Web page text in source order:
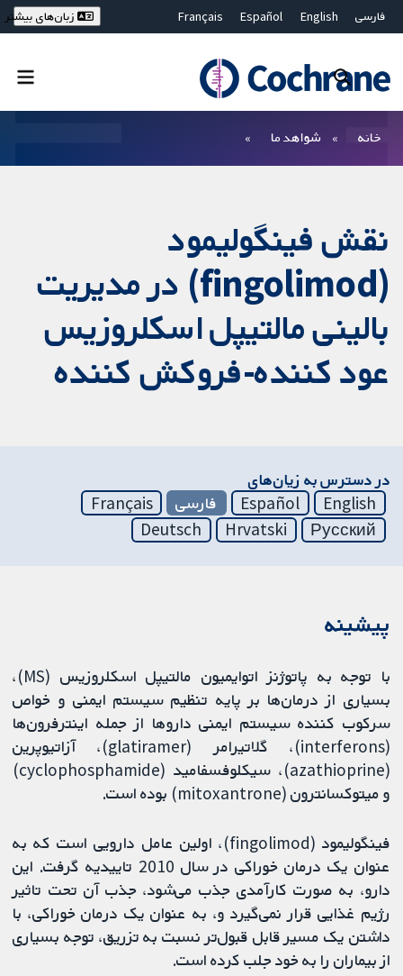
فارسی English
Español
Français
Bahasa Malaysia
ไทย
繁體中文
زبان‌های بیشتر
خانه شواهد ما
نقش فینگولیمود
(fingolimod) در مدیریت
بالینی مالتیپل اسکلروزیس
عود کننده-فروکش کننده
در دسترس به زیان‌های
English
Español فارسی
Français
Русский
Hrvatski
Deutsch
پیشینه
با توجه به پاتوژنز اتوایمیون مالتیپل اسکلروزیس (MS)،
بسیاری از درمان‌ها بر پایه تنظیم سیستم ایمنی و خواص
سرکوب کننده سیستم ایمنی داروها از جمله اینترفرون‌ها
(interferons)، گلاتیرامر (glatiramer)، آزاتیوپرین
(azathioprine)، سیکلوفسفامید (cyclophosphamide)
و میتوکسانترون (mitoxantrone) بوده است.
فینگولیمود (fingolimod)، اولین عامل دارویی است که به
عنوان یک درمان خوراکی در سال 2010 تاییدیه گرفت. این
دارو، به صورت کارآمدی جذب می‌شود، جذب آن تحت تاثیر
رژیم غذایی قرار نمی‌گیرد و، به عنوان یک درمان خوراکی، با
داشتن یک مسیر قابل قبول‌تر نسبت به تزریق، توجه بسیاری
از بیماران را به خود جلب کرده است.